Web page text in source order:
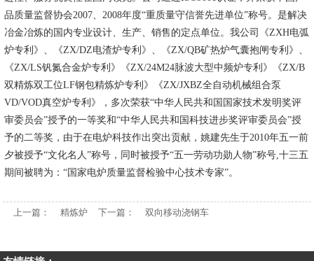
品质量监督协会2007、2008年度“重质量守信誉先进单位”称号。是解决
冶金冶炼的国内专业设计、生产、销售的定点单位。我公司《ZXH电弧
炉专利》、《ZX/DZ电渣炉专利》、《ZX/QB矿热炉气囊抱闸专利》、
《ZX/LS钒氮合金炉专利》《ZX/24M24脉波大型中频炉专利》《ZX/B
双精炼双工位LF钢包精炼炉专利》《ZX/JXBZ全自动机械组合泵
VD/VOD真空炉专利》，多次荣获“中华人民共和国国家技术发明奖评
审委员会”授予的一等奖和“中华人民共和国科技进步奖评审委员会”授
予的二等奖，由于在电炉科技作出突出贡献，姚建先生于2010年五一前
夕被授予“文化名人”称号，同时被授予“五一劳动功勋人物”称号,十三五
期间被聘为：“国家电炉质量监督检验中心技术专家”。
上一篇： 精炼炉 下一篇： 双向移动浇钢车